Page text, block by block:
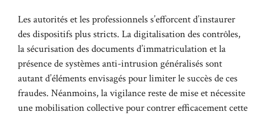
Les autorités et les professionnels s’efforcent d’instaurer
des dispositifs plus stricts. La digitalisation des contrôles,
la sécurisation des documents d’immatriculation et la
présence de systèmes anti-intrusion généralisés sont
autant d’éléments envisagés pour limiter le succès de ces
fraudes. Néanmoins, la vigilance reste de mise et nécessite
une mobilisation collective pour contrer efficacement cette